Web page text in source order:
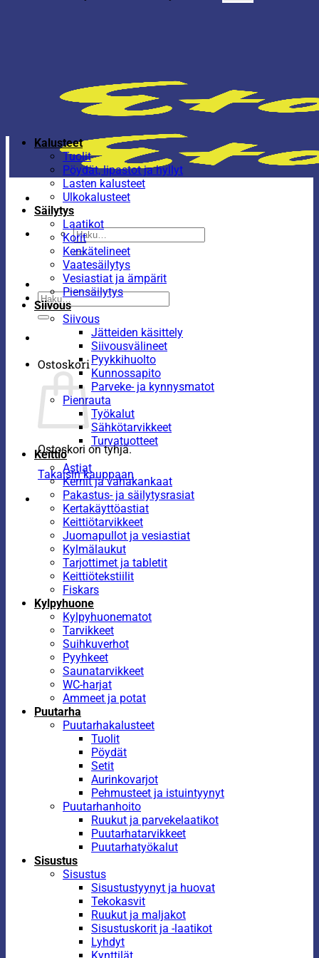
Etsi:
Etsi:
Ostoskori
Ostoskori on tyhjä.
Takaisin kauppaan
Kalusteet
Tuolit
Pöydät, lipastot ja hyllyt
Lasten kalusteet
Ulkokalusteet
Säilytys
Laatikot
Korit
Kenkätelineet
Vaatesäilytys
Vesiastiat ja ämpärit
Piensäilytys
Siivous
Siivous
Jätteiden käsittely
Siivousvälineet
Pyykkihuolto
Kunnossapito
Parveke- ja kynnysmatot
Pienrauta
Työkalut
Sähkötarvikkeet
Turvatuotteet
Keittiö
Astiat
Kernit ja vahakankaat
Pakastus- ja säilytysrasiat
Kertakäyttöastiat
Keittiötarvikkeet
Juomapullot ja vesiastiat
Kylmälaukut
Tarjottimet ja tabletit
Keittiötekstiilit
Fiskars
Kylpyhuone
Kylpyhuonematot
Tarvikkeet
Suihkuverhot
Pyyhkeet
Saunatarvikkeet
WC-harjat
Ammeet ja potat
Puutarha
Puutarhakalusteet
Tuolit
Pöydät
Setit
Aurinkovarjot
Pehmusteet ja istuintyynyt
Puutarhanhoito
Ruukut ja parvekelaatikot
Puutarhatarvikkeet
Puutarhatyökalut
Sisustus
Sisustus
Sisustustyynyt ja huovat
Tekokasvit
Ruukut ja maljakot
Sisustuskorit ja -laatikot
Lyhdyt